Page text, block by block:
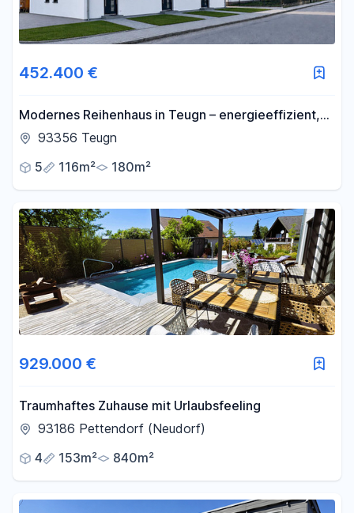
452.400 €
Modernes Reihenhaus in Teugn – energieeffizient,
familienfreundlich & hochwertig ausgestattet
93356 Teugn
5
116m² 180m²
929.000 €
Traumhaftes Zuhause mit Urlaubsfeeling
93186 Pettendorf (Neudorf)
4
153m² 840m²